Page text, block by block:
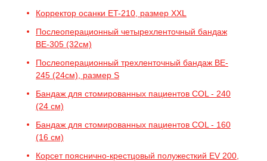
Корректор осанки ET-210, размер XXL
Послеоперационный четырехленточный бандаж
BE-305 (32см)
Послеоперационный трехленточный бандаж BE-
245 (24см), размер S
Бандаж для стомированных пациентов COL - 240
(24 см)
Бандаж для стомированных пациентов COL - 160
(16 см)
Корсет пояснично-крестцовый полужесткий EV 200,